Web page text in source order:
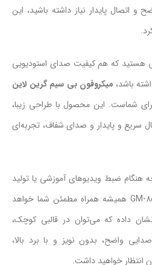
اتصال پایدار نیاز داشته باشید، این
هستید که هم کیفیت صدای استودیویی
باشد، میکروفون بی سیم گرین لاین
شماست. این محصول با طراحی زیبا،
سریع و پایدار و صدای شفاف، تجربه‌ای
هنگام ضبط ویدیوهای آموزشی یا تولید
محتوای شبکه‌های اجتماعی، GM-85X همیشه همراه مطمئن شما خواهد
داده که می‌توان در قالبی کوچک،
صدایی واضح، بدون نویز و با برد بالا،
انتظار خواهید داشت.